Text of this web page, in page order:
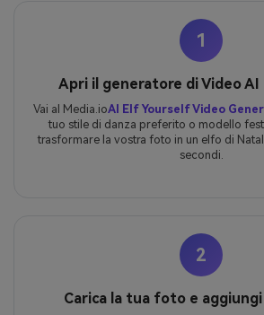
1
Apri il generatore di Video AI
Vai al Media.ioAI Elf Yourself Video
tuo stile di danza preferito o modello
trasformare la vostra foto in un elfo di
secondi.
2
Carica la tua foto e